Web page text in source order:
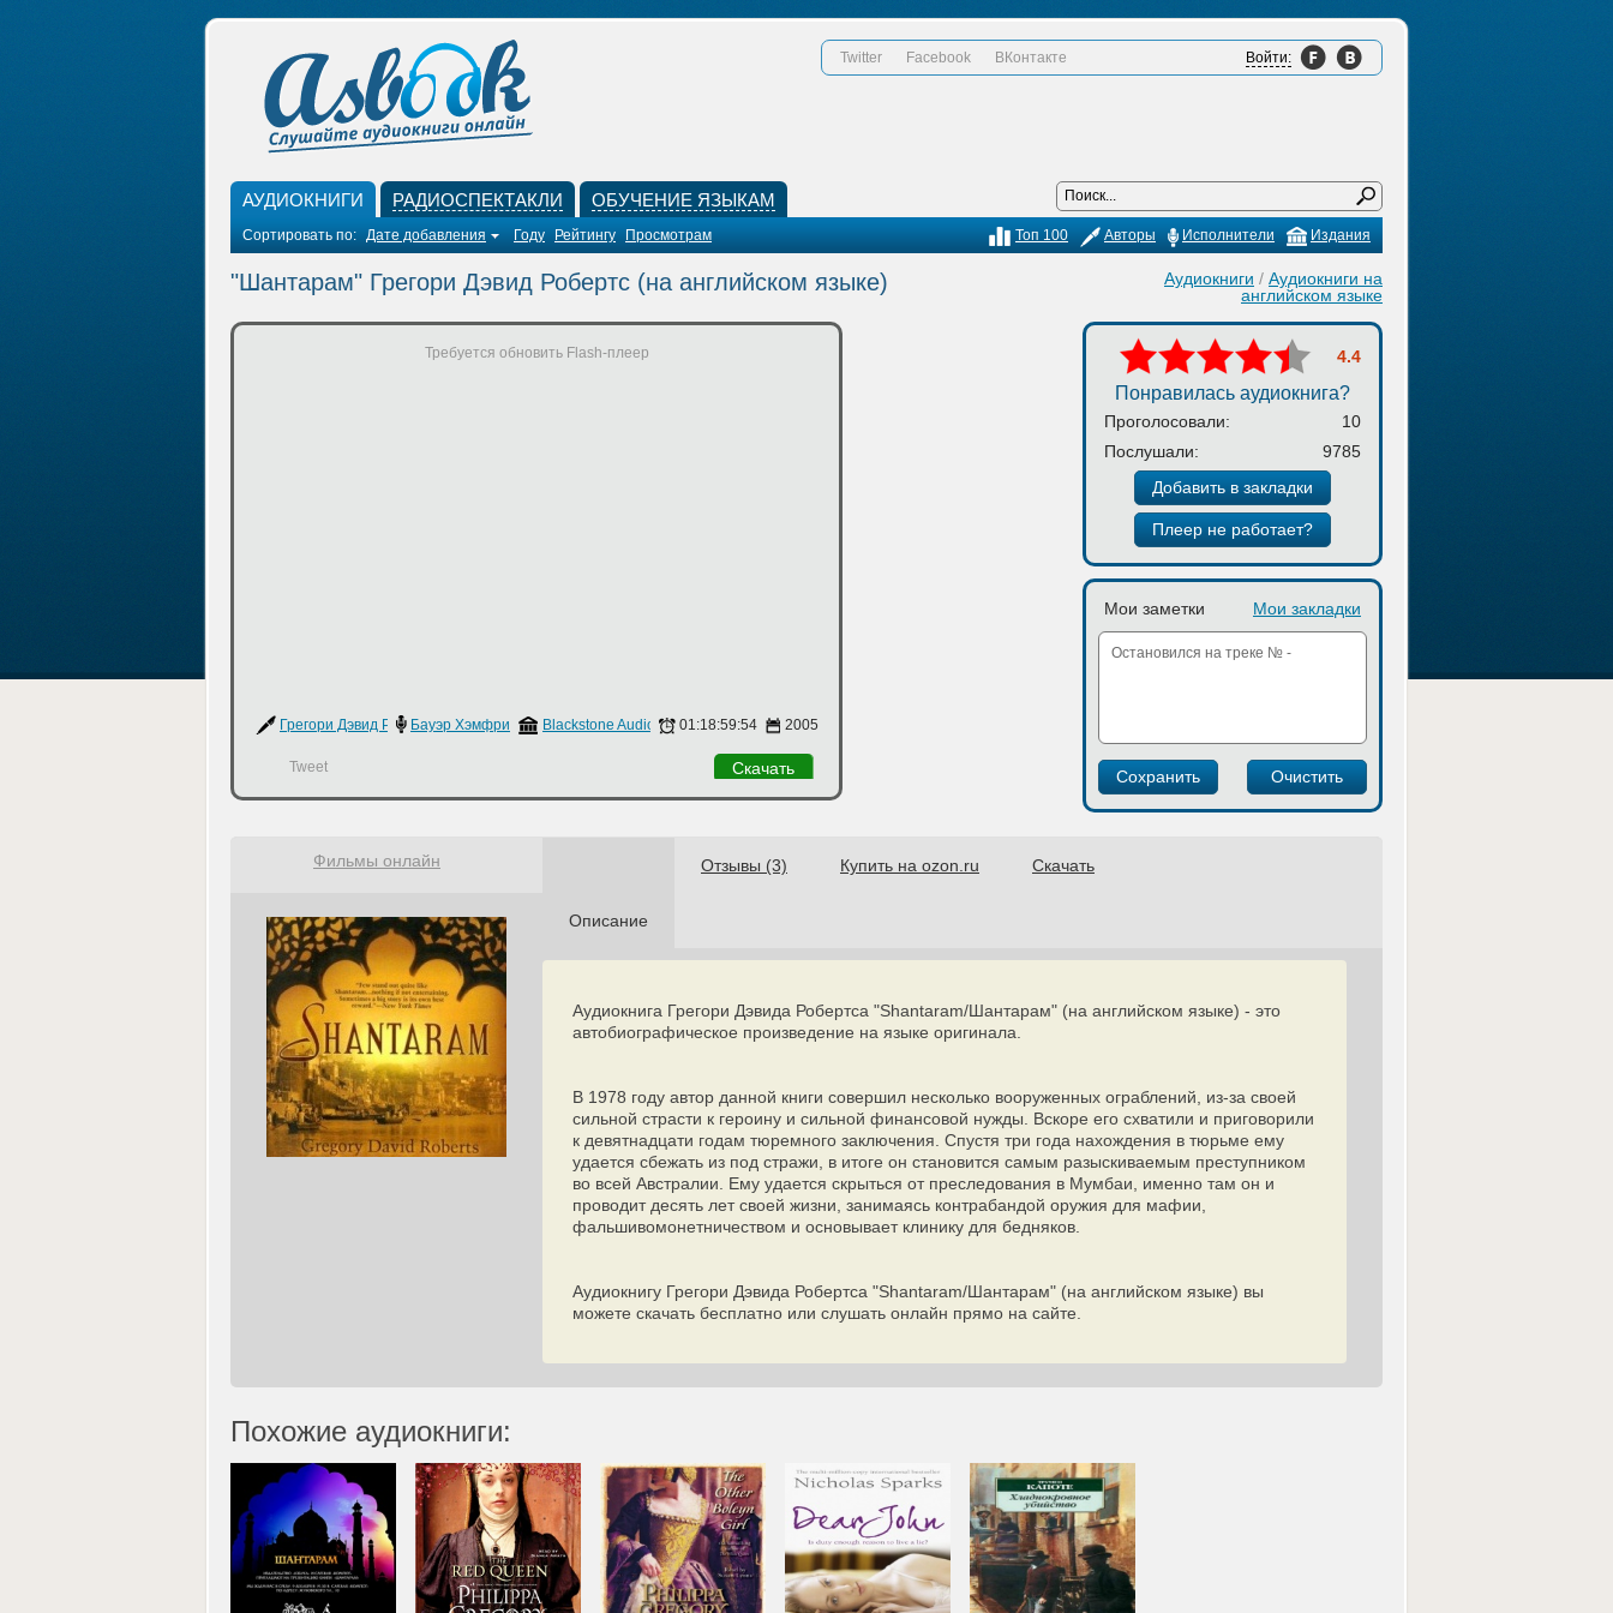
Twitter Facebook ВКонтакте Войти:
АУДИОКНИГИ РАДИОСПЕКТАКЛИ ОБУЧЕНИЕ ЯЗЫКАМ
Сортировать по: Дате добавления Году Рейтингу Просмотрам Издания
Исполнители
Авторы
Топ 100
Аудиокниги / Аудиокниги на
английском языке
"Шантарам" Грегори Дэвид Робертс (на английском языке)
Требуется обновить Flash-плеер
Грегори Дэвид РобертсБауэр Хэмфри Blackstone Audiobooks01:18:59:54 2005
Tweet Скачать
4.4
Понравилась аудиокнига?
Проголосовали:
10
Послушали:
9785
Добавить в закладки
Плеер не работает?
Мои заметки Мои закладки
Описание
Отзывы (3) Купить на ozon.ru Скачать
Аудиокнига Грегори Дэвида Робертса "Shantaram/Шантарам" (на английском языке) - это
автобиографическое произведение на языке оригинала.
В 1978 году автор данной книги совершил несколько вооруженных ограблений, из-за своей
сильной страсти к героину и сильной финансовой нужды. Вскоре его схватили и приговорили
к девятнадцати годам тюремного заключения. Спустя три года нахождения в тюрьме ему
удается сбежать из под стражи, в итоге он становится самым разыскиваемым преступником
во всей Австралии. Ему удается скрыться от преследования в Мумбаи, именно там он и
проводит десять лет своей жизни, занимаясь контрабандой оружия для мафии,
фальшивомонетничеством и основывает клинику для бедняков.
Аудиокнигу Грегори Дэвида Робертса "Shantaram/Шантарам" (на английском языке) вы
можете скачать бесплатно или слушать онлайн прямо на сайте.
Фильмы онлайн
Похожие аудиокниги: